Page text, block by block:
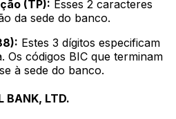
(TP): Esses 2 caracteres
da sede do banco.
Estes 3 dígitos especificam
Os códigos BIC que terminam
à sede do banco.
BANK, LTD.